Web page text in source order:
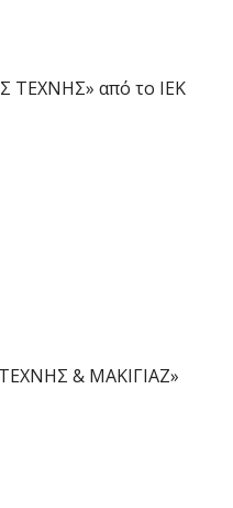
ΤΕΧΝΗΣ» από το ΙΕΚ
& ΜΑΚΙΓΙΑΖ»